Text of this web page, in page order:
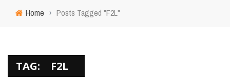
Home › Posts Tagged "F2L"
TAG: F2L